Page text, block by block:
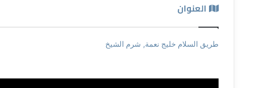
العنوان
طريق السلام خليج نعمة, شرم الشيخ